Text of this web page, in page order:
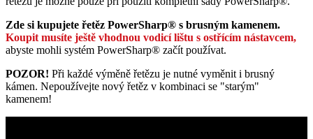
Zde si kupujete řetěz PowerSharp® s brusným kamenem.
Koupit musíte ještě vhodnou vodicí lištu s ostřícím nástavcem,
abyste mohli systém PowerSharp® začít používat.
POZOR! Při každé výměně řetězu je nutné vyměnit i brusný
kámen. Nepoužívejte nový řetěz v kombinaci se "starým"
kamenem!